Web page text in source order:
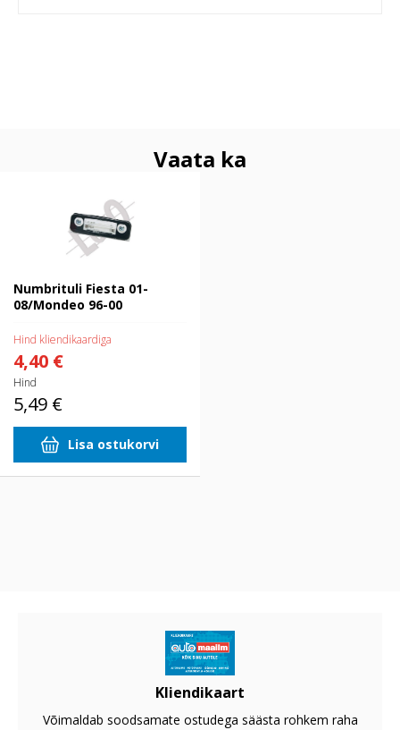
Vaata ka
Numbrituli Fiesta 01-
08/Mondeo 96-00
Hind kliendikaardiga
4,40 €
Hind
5,49 €
Lisa ostukorvi
Kliendikaart
Võimaldab soodsamate ostudega säästa rohkem raha